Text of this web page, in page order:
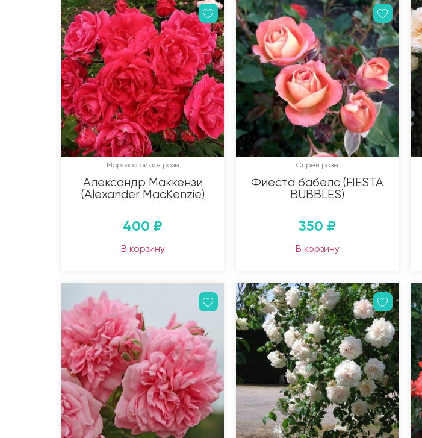
Морозостойкие розы
Александр Маккензи
(Alexander MacKenzie)
400 ₽
В корзину
Спрей розы
Фиеста бабелс (FIESTA
BUBBLES)
350 ₽
В корзину